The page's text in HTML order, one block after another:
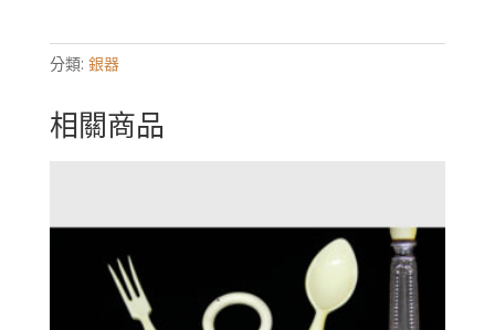
分類: 銀器
相關商品